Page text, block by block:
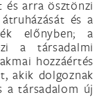
és arra ösztönzi
és a
előnyben; a
a társadalmi
hozzáértés
akik dolgoznak
a társadalom új